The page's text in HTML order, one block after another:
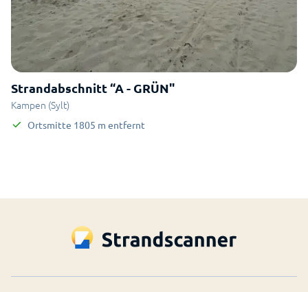
Strandabschnitt “A - GRÜN"
Kampen (Sylt)
Ortsmitte 1805 m entfernt